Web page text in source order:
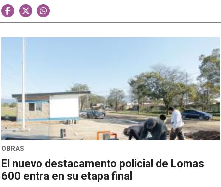
OBRAS
El nuevo destacamento policial de Lomas
600 entra en su etapa final